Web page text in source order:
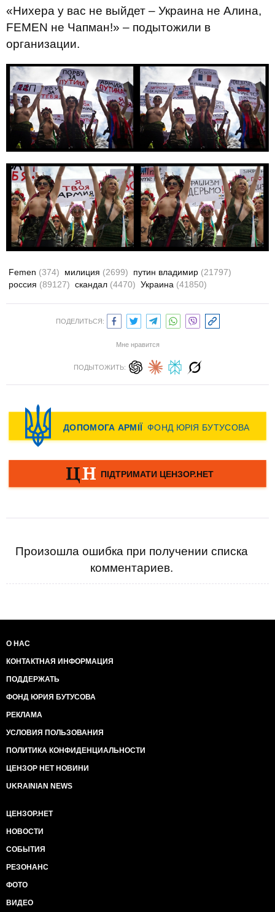
«Нихера у вас не выйдет – Украина не Алина,
FEMEN не Чапман!» – подытожили в
организации.
Femen (374) милиция (2699) путин владимир (21797)
россия (89127) скандал (4470) Украина (41850)
ПОДЕЛИТЬСЯ:
Мне нравится
ПОДЫТОЖИТЬ:
Произошла ошибка при получении списка
комментариев.
О НАС
КОНТАКТНАЯ ИНФОРМАЦИЯ
ПОДДЕРЖАТЬ
ФОНД ЮРИЯ БУТУСОВА
РЕКЛАМА
УСЛОВИЯ ПОЛЬЗОВАНИЯ
ПОЛИТИКА КОНФИДЕНЦИАЛЬНОСТИ
ЦЕНЗОР НЕТ НОВИНИ
UKRAINIAN NEWS
ЦЕНЗОР.НЕТ
НОВОСТИ
СОБЫТИЯ
РЕЗОНАНС
ФОТО
ВИДЕО